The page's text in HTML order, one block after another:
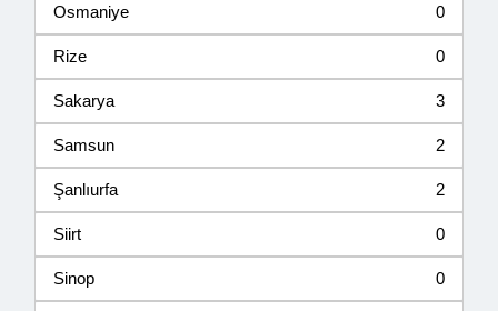
Osmaniye 0
Rize 0
Sakarya 3
Samsun 2
Şanlıurfa 2
Siirt 0
Sinop 0